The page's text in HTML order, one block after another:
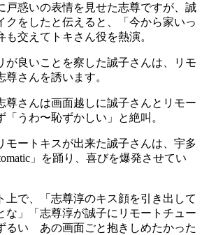
戸惑いの表情を見せた志尊ですが、誠
クをしたと伝えると、「今から家いっ
交えてトキさん役を熱演。
が良いことを察した誠子さんは、リモ
さんを誘います。
尊さんは画面越しに誠子さんとリモー
「うわ〜恥ずかしい」と絶叫。
モートキスが出来た誠子さんは、宇多
」を踊り、喜びを爆発させてい
上で、「志尊淳のキス顔を引き出して
な」「志尊淳が誠子にリモートチュー
るい あの画面ごと抱きしめたかった